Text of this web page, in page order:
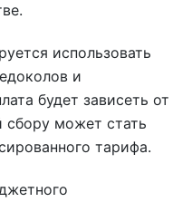
использовать
и
будет зависеть от
сбору может стать
тарифа.